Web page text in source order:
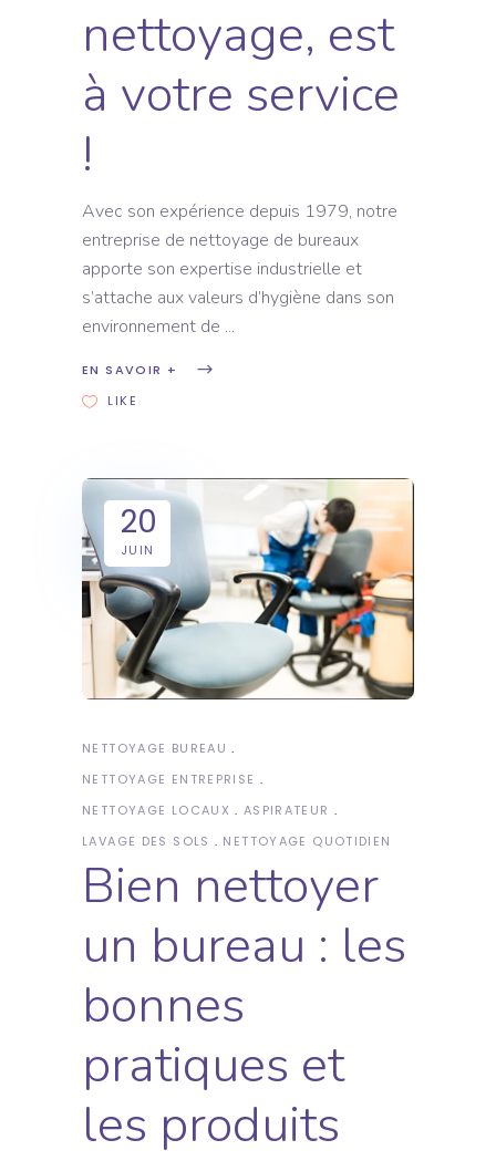
nettoyage, est
à votre service
!
Avec son expérience depuis 1979, notre
entreprise de nettoyage de bureaux
apporte son expertise industrielle et
s’attache aux valeurs d’hygiène dans son
environnement de
EN SAVOIR +
LIKE
20
JUIN
NETTOYAGE BUREAU
NETTOYAGE ENTREPRISE
NETTOYAGE LOCAUX
ASPIRATEUR
LAVAGE DES SOLS
NETTOYAGE QUOTIDIEN
Bien nettoyer
un bureau : les
bonnes
pratiques et
les produits